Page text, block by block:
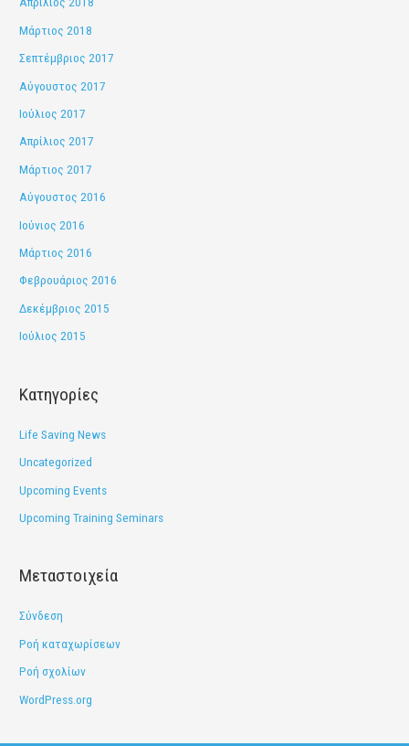
Μάρτιος 2018
Σεπτέμβριος 2017
Αύγουστος 2017
Ιούλιος 2017
Απρίλιος 2017
Μάρτιος 2017
Αύγουστος 2016
Ιούνιος 2016
Μάρτιος 2016
Φεβρουάριος 2016
Δεκέμβριος 2015
Ιούλιος 2015
Kατηγορίες
Life Saving News
Uncategorized
Upcoming Events
Upcoming Training Seminars
Μεταστοιχεία
Σύνδεση
Ροή καταχωρίσεων
Ροή σχολίων
WordPress.org